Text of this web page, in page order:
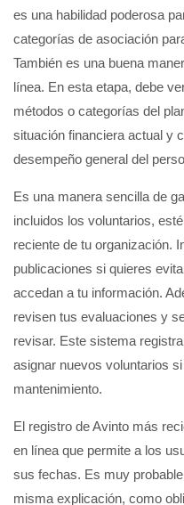
es una habilidad poderosa
categorías de asociación
También es una buena
línea. En esta etapa, debe
métodos o categorías del
situación financiera actual y
desempeño general del
Es una manera sencilla de
incluidos los voluntarios,
reciente de tu organización.
publicaciones si quieres
accedan a tu información.
revisen tus evaluaciones y
revisar. Este sistema
asignar nuevos voluntarios
mantenimiento.
El registro de Avinto más
en línea que permite a los
sus fechas. Es muy
misma explicación, como